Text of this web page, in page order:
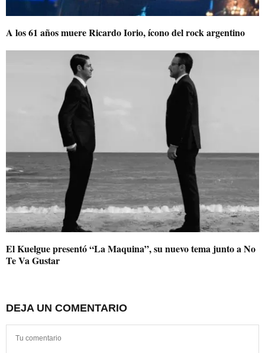
A los 61 años muere Ricardo Iorio, ícono del rock argentino
El Kuelgue presentó “La Maquina”, su nuevo tema junto a No
Te Va Gustar
DEJA UN COMENTARIO